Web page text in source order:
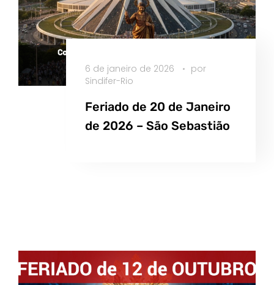
6 de janeiro de 2026
por
Sindifer-Rio
Feriado de 20 de Janeiro
de 2026 – São Sebastião